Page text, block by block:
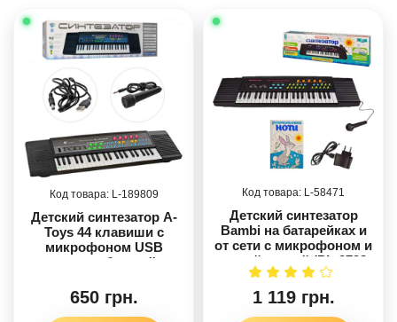
189809
Детский синтезатор A-
Toys 44 клавиши с
микрофоном USB
шнуром на батарейках
650 грн.
58471
Детский синтезатор
Bambi на батарейках и
от сети с микрофоном и
нотной книгой (PL-3738-
U)
1 119 грн.